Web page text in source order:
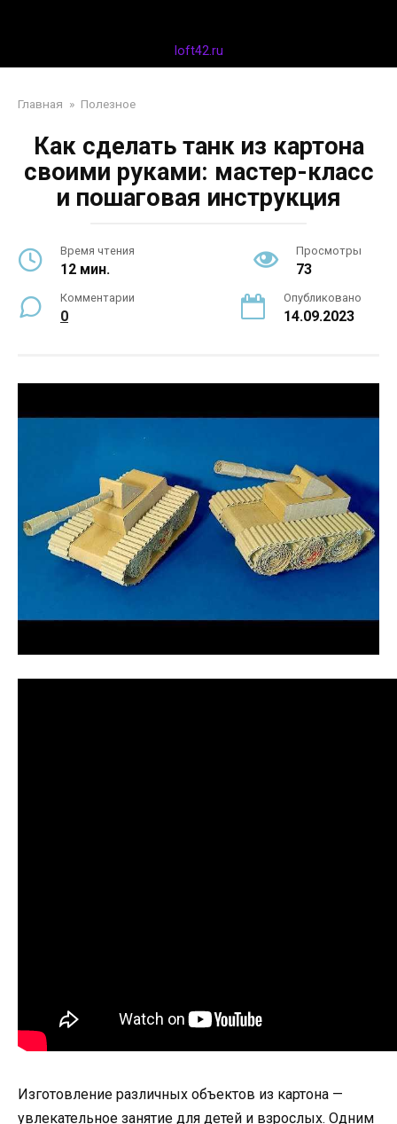
loft42.ru
Главная » Полезное
Как сделать танк из картона
своими руками: мастер-класс
и пошаговая инструкция
Время чтения
12 мин.
Просмотры
73
Комментарии
0
Опубликовано
14.09.2023
Изготовление различных объектов из картона —
увлекательное занятие для детей и взрослых. Одним